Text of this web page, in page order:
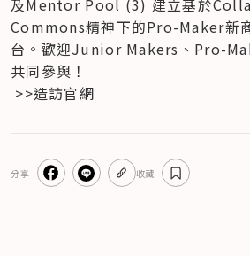
及Mentor Pool (3) 建立基於
Commons精神下的Pro-Maker新
台。歡迎Junior Makers、Pro-
共同參與！
>>造訪官網
分享 收藏